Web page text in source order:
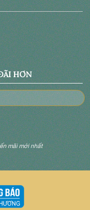
HƠN
mãi mới nhất